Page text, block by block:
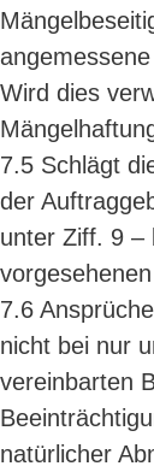
Wird dies
7.5 Schlägt
der
unter Ziff. 9 –
7.6
nicht bei nur
vereinbarten
natürlicher